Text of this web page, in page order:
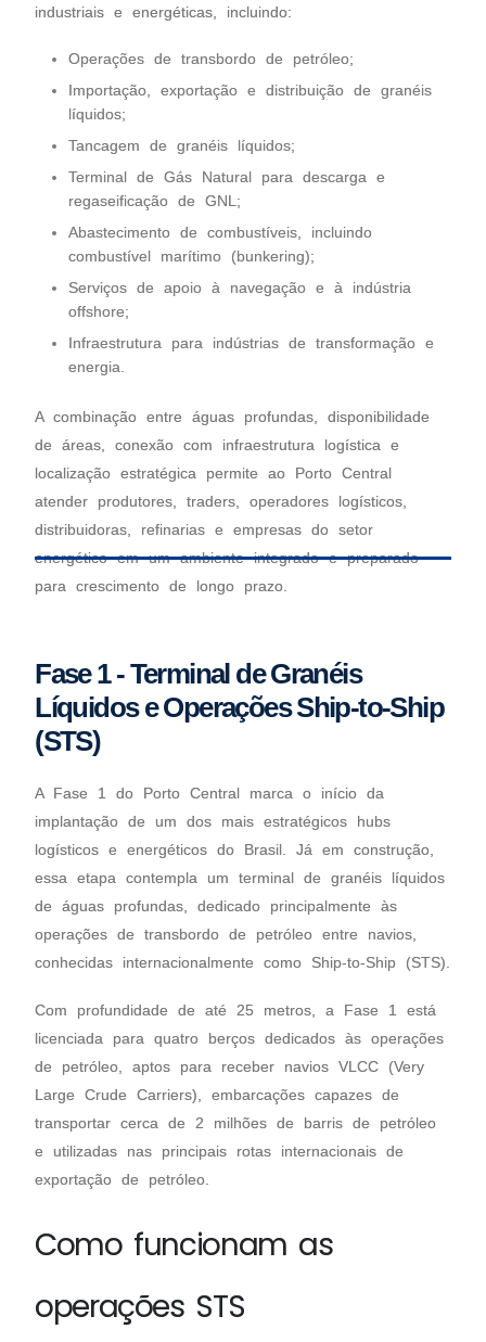
industriais e energéticas, incluindo:
Operações de transbordo de petróleo;
Importação, exportação e distribuição de granéis
líquidos;
Tancagem de granéis líquidos;
Terminal de Gás Natural para descarga e
regaseificação de GNL;
Abastecimento de combustíveis, incluindo
combustível marítimo (bunkering);
Serviços de apoio à navegação e à indústria
offshore;
Infraestrutura para indústrias de transformação e
energia.
A combinação entre águas profundas, disponibilidade
de áreas, conexão com infraestrutura logística e
localização estratégica permite ao Porto Central
atender produtores, traders, operadores logísticos,
distribuidoras, refinarias e empresas do setor
energético em um ambiente integrado e preparado
para crescimento de longo prazo.
Fase 1 - Terminal de Granéis
Líquidos e Operações Ship-to-Ship
(STS)
A Fase 1 do Porto Central marca o início da
implantação de um dos mais estratégicos hubs
logísticos e energéticos do Brasil. Já em construção,
essa etapa contempla um terminal de granéis líquidos
de águas profundas, dedicado principalmente às
operações de transbordo de petróleo entre navios,
conhecidas internacionalmente como Ship-to-Ship (STS).
Com profundidade de até 25 metros, a Fase 1 está
licenciada para quatro berços dedicados às operações
de petróleo, aptos para receber navios VLCC (Very
Large Crude Carriers), embarcações capazes de
transportar cerca de 2 milhões de barris de petróleo
e utilizadas nas principais rotas internacionais de
exportação de petróleo.
Como funcionam as
operações STS